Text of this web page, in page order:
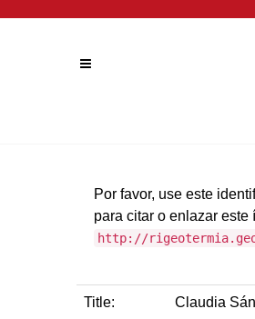
Por favor, use este
para citar o enlazar este
http://
Title: Claudia